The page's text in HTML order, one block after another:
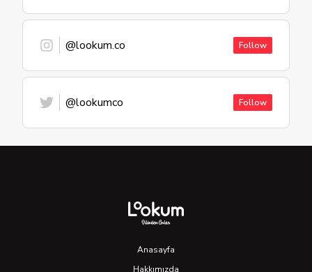
@lookum.co Follow
@lookumco Follow
Anasayfa
Hakkımızda